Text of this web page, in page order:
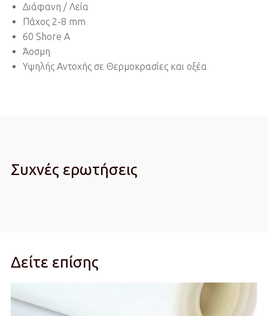
Διάφανη / Λεία
Πάχος 2-8 mm
60 Shore A
Άοσμη
Υψηλής Αντοχής σε Θερμοκρασίες και οξέα
Συχνές ερωτήσεις
Δείτε επίσης